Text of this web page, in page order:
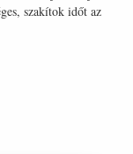
szakítok időt az